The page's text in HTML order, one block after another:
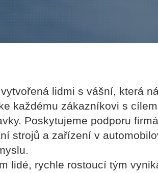
lidmi s vášní, která
každému zákazníkovi s
Poskytujeme podporu
strojů a zařízení v
lidé, rychle rostoucí tým